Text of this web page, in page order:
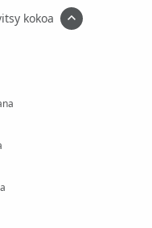
kokoa